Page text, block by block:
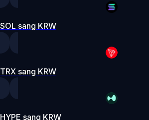
SOL sang KRW
TRX sang KRW
HYPE sang KRW